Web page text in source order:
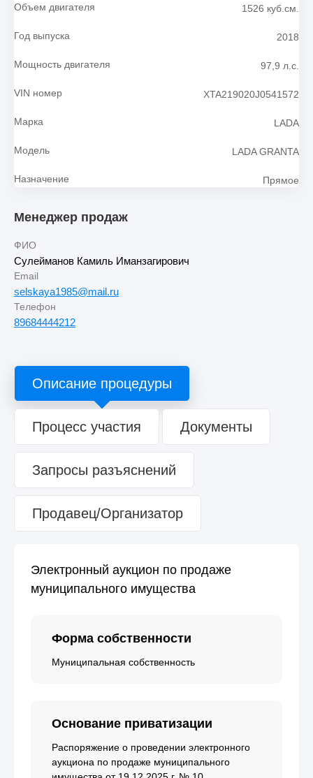
Объем двигателя 1526 куб.см.
Год выпуска 2018
Мощность двигателя 97,9 л.с.
VIN номер XTA219020J0541572
Марка LADA
Модель LADA GRANTA
Назначение Прямое
Менеджер продаж
ФИО
Сулейманов Камиль Иманзагирович
Email
selskaya1985@mail.ru
Телефон
89684444212
Описание процедуры
Процесс участия Документы
Запросы разъяснений
Продавец/Организатор
Электронный аукцион по продаже
муниципального имущества
Форма собственности
Муниципальная собственность
Основание приватизации
Распоряжение о проведении электронного
аукциона по продаже муниципального